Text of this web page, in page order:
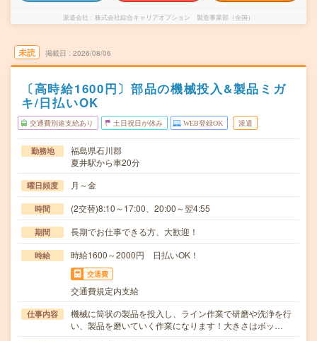
派遣会社 株式会社綜合キャリアオプション 製造事業部（全国）
未読 掲載日 2026/08/06
〔高時給1600円〕部品の機械投入&製品ミガ
キ/日払いOK
交通費別途支給あり 土日祝日が休み WEB登録OK 派遣
勤務地
福島県石川郡
夏井駅から車20分
曜日頻度 月～金
時間 (2交替)8:10～17:00、20:00～翌4:55
期間 長期でお仕事できる方、大歓迎！
時給 時給1600～2000円 日払いOK！
交通費
交通費規定内支給
仕事内容
機械に筒状の製品を投入し、ライン作業で研磨や洗浄を行
い、製品を磨いていく作業になります！大きさはボッ…